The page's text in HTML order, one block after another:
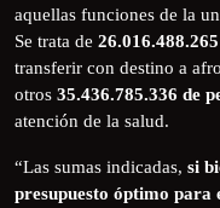
aquellas funciones de la
Se trata de 26.016.488.265
transferir con destino a
otros 35.436.785.336 de
atención de la salud.
“Las sumas indicadas, si
presupuesto óptimo para